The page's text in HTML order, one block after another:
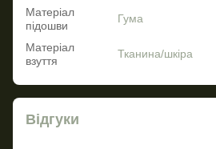
Матеріал
підошви
Гума
Матеріал
взуття
Тканина/шкіра
Відгуки